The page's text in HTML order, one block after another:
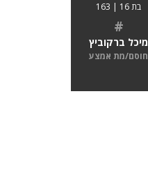
בת 16 | 163
#
מיכל ברקוביץ
חוסם/מת אמצע